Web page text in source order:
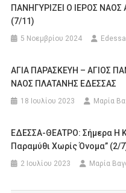
ΠΑΝΗΓΥΡΙΖΕΙ Ο ΙΕΡΟΣ
(7/11)
5 Νοεμβρίου 2024
ΑΓΙΑ ΠΑΡΑΣΚΕΥΗ – ΑΓΙΟΣ
ΝΑΟΣ ΠΛΑΤΑΝΗΣ ΕΔΕΣΣΑΣ
18 Ιουλίου 2023 Μαρία
ΕΔΕΣΣΑ-ΘΕΑΤΡΟ: Σήμερα Η
Παραμύθι Χωρίς Όνομα” (2/
2 Ιουλίου 2023 Μαρία